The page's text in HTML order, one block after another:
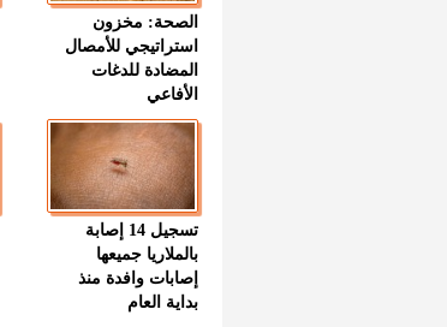
الصحة: مخزون
استراتيجي للأمصال
المضادة للدغات
الأفاعي
تسجيل 14 إصابة
بالملاريا جميعها
إصابات وافدة منذ
بداية العام